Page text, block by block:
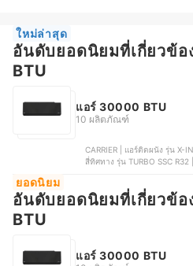
ใหม่ล่าสุด
อันดับยอดนิยมที่เกี่ยวข้
BTU
แอร์ 30000 BTU
10 ผลิตภัณฑ์
CARRIER | แอร์ติดผนัง รุ่น X-INVERTER Plus, SAIJO DENKI | แอร์ฝังฝ้า
สี่ทิศทาง รุ่น TURBO SSC R32
TYPE | AUXG30KRLB
ยอดนิยม
อันดับยอดนิยมที่เกี่ยวข้
BTU
แอร์ 30000 BTU